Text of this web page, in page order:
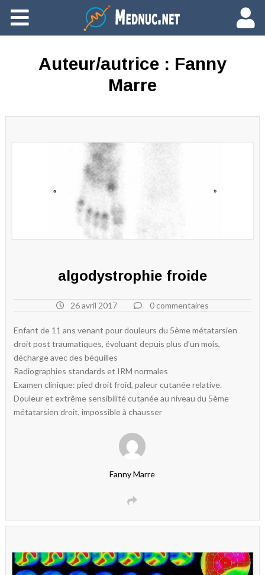
Ajouter du contenu
Auteur/autrice : Fanny
Marre
algodystrophie froide
26 avril 2017 0 commentaires
Enfant de 11 ans venant pour douleurs du 5ème métatarsien
droit post traumatiques, évoluant depuis plus d’un mois,
décharge avec des béquilles
Radiographies standards et IRM normales
Examen clinique: pied droit froid, paleur cutanée relative.
Douleur et extrême sensibilité cutanée au niveau du 5ème
métatarsien droit, impossible à chausser
Fanny Marre